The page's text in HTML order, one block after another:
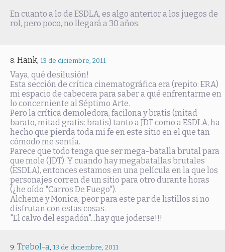
En cuanto a lo de ESDLA, es algo anterior a los juegos de
rol, pero poco, no llegará a 30 años.
Hank 13 de diciembre, 2011
Vaya, qué desilusión!
Esta sección de crítica cinematográfica era (repito: ERA)
mi espacio de cabecera para saber a qué enfrentarme en
lo concerniente al Séptimo Arte.
Pero la crítica demoledora, facilona y bratis (mitad
barato, mitad gratis: bratis) tanto a JDT como a ESDLA, ha
hecho que pierda toda mi fe en este sitio en el que tan
cómodo me sentía.
Parece que todo tenga que ser mega-batalla brutal para
que mole (JDT). Y cuando hay megabatallas brutales
(ESDLA), entonces estamos en una película en la que los
personajes corren de un sitio para otro durante horas
(¿he oído "Carros De Fuego").
Alcheme y Monica, peor para este par de listillos si no
disfrutan con estas cosas.
"El calvo del espadón"...hay que joderse!!!
Trebol-a 13 de diciembre, 2011